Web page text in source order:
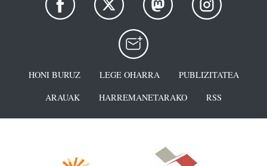
HONI BURUZ LEGE OHARRA
PUBLIZITATEA
ARAUAK
HARREMANETARAKO RSS